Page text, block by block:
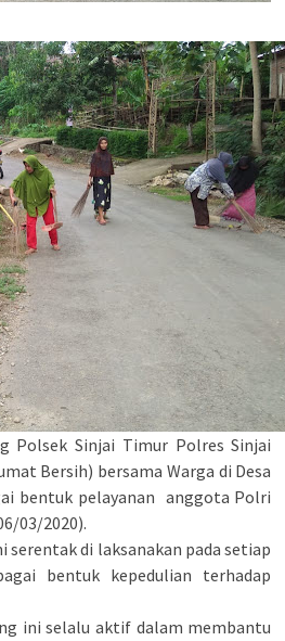
Polsek Sinjai Timur Polres Sinjai
Bersih) bersama Warga di Desa
bentuk pelayanan anggota Polri
03/2020).
di laksanakan pada setiap
bentuk kepedulian terhadap
ini selalu aktif dalam membantu